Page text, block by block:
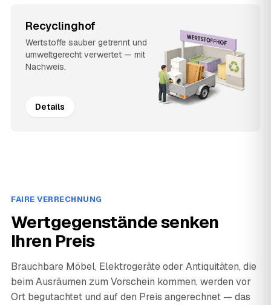
Recyclinghof
Wertstoffe sauber getrennt und
umweltgerecht verwertet — mit
Nachweis.
Details
FAIRE VERRECHNUNG
Wertgegenstände senken
Ihren Preis
Brauchbare Möbel, Elektrogeräte oder Antiquitäten, die
beim Ausräumen zum Vorschein kommen, werden vor
Ort begutachtet und auf den Preis angerechnet — das